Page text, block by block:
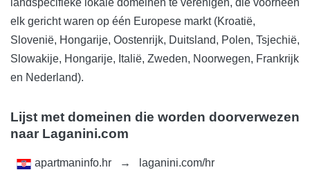
landspecifieke lokale domeinen te verenigen, die voorheen
elk gericht waren op één Europese markt (Kroatië,
Slovenië, Hongarije, Oostenrijk, Duitsland, Polen, Tsjechië,
Slowakije, Hongarije, Italië, Zweden, Noorwegen, Frankrijk
en Nederland).
Lijst met domeinen die worden doorverwezen
naar Laganini.com
apartmaninfo.hr → laganini.com/hr